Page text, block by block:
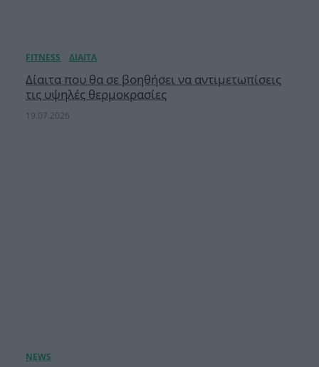
Δίαιτα που θα σε βοηθήσει να αντιμετωπίσεις
τις υψηλές θερμοκρασίες
19.07.2026